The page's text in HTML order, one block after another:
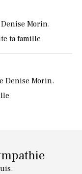
Morin.
ta famille
Denise Morin.